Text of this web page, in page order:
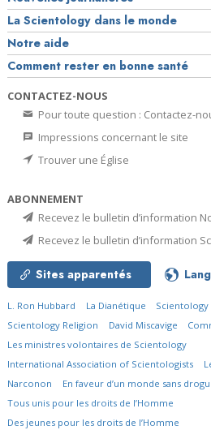
La Scientology dans le monde
Notre aide
Comment rester en bonne santé
CONTACTEZ-NOUS
Pour toute question : Contactez-
Impressions concernant le site
Trouver une Église
ABONNEMENT
Recevez le bulletin d’information
Recevez le bulletin d’information
Sites apparentés
L. Ron Hubbard La Dianétique
Scientology Religion
David Miscavige
Les ministres volontaires de Scientology
International Association of Scientologists
Narconon
En faveur d’un monde sans
Tous unis pour les droits de l’Homme
Des jeunes pour les droits de l’Homme